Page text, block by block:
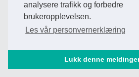
analysere trafikk og forbedre
brukeropplevelsen.
Les vår personvernerklæring
Lukk denne